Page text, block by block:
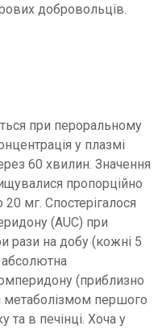
добровольців.
при пероральному
у плазмі
60 хвилин. Значення
пропорційно
20 мг. Спостерігалося
(AUC) при
рази на добу (кожні 5
абсолютна
(приблизно
метаболізмом першого
та в печінці. Хоча у